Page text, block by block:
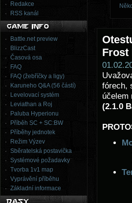
Redakce
RSS kanál
Battle.net preview
BlizzCast
Časová osa
FAQ
FAQ (žebříčky a ligy)
Karuneho Q&A (56 částí)
Levelovací systém
Leviathan a Roj
Paluba Hyperionu
Příběh SC + SC:BW
Příběhy jednotek
Režim Výzev
Sběratelská postavička
Systémové požadavky
Tvorba 1v1 map
Vyprávění příběhu
Základní informace
Frost
fórech,
účelem
(2.1.0